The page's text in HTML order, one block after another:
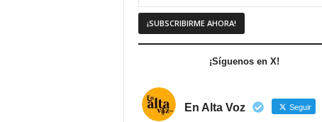
¡Síguenos en X!
En Alta Voz Seguir